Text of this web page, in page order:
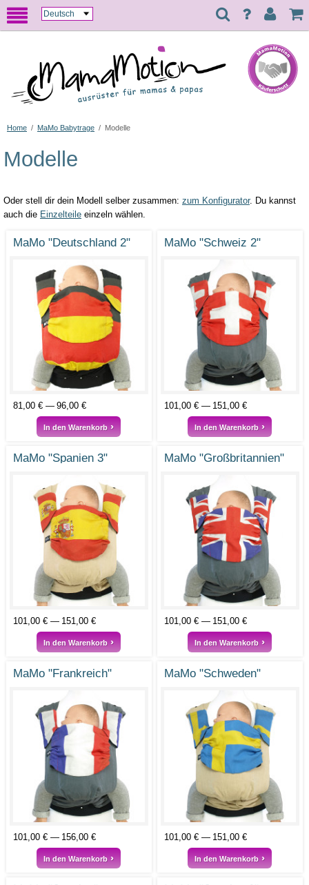
Home / MaMo Babytrage / Modelle
Modelle
Oder stell dir dein Modell selber zusammen: zum Konfigurator. Du kannst
auch die Einzelteile einzeln wählen.
MaMo "Deutschland 2"
81,00 € 96,00 €
In den Warenkorb
MaMo "Schweiz 2"
101,00 € 151,00 €
In den Warenkorb
MaMo "Spanien 3"
101,00 € 151,00 €
In den Warenkorb
MaMo "Großbritannien"
101,00 € 151,00 €
In den Warenkorb
MaMo "Frankreich"
101,00 € 156,00 €
In den Warenkorb
MaMo "Schweden"
101,00 € 151,00 €
In den Warenkorb